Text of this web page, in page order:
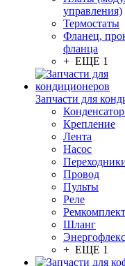
управления)
Термостаты
Фланец,
фланца
+ ЕЩЕ 1
Запчасти для
Крепление
Лента
Насос
Провод
Пульты
Реле
Шланг
Энергофлекс
+ ЕЩЕ 1